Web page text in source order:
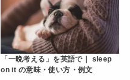
「一晩考える」を英語で｜ sleep
on it の意味・使い方・例文